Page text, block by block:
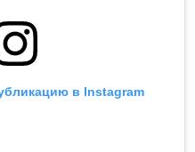
в Instagram